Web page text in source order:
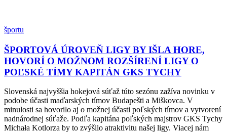
športu
ŠPORTOVÁ ÚROVEŇ LIGY BY IŠLA HORE,
HOVORÍ O MOŽNOM ROZŠÍRENÍ LIGY O
POĽSKÉ TÍMY KAPITÁN GKS TYCHY
Slovenská najvyššia hokejová súťaž túto sezónu zažíva novinku v
podobe účasti maďarských tímov Budapešti a Miškovca. V
minulosti sa hovorilo aj o možnej účasti poľských tímov a vytvorení
nadnárodnej súťaže. Podľa kapitána poľských majstrov GKS Tychy
Michała Kotlorza by to zvýšilo atraktivitu našej ligy. Viacej nám